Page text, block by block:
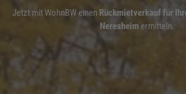
Jetzt mit WohnBW einen Rückmietverkauf für
Neresheim ermitteln.